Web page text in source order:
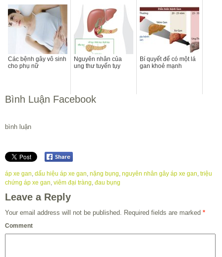
Các bệnh gây vô sinh
cho phụ nữ
Nguyên nhân của
ung thư tuyến tụy
Bí quyết để có một lá
gan khoẻ mạnh
Bình Luận Facebook
bình luận
áp xe gan, dấu hiệu áp xe gan, nặng bụng, nguyên nhân gây áp xe gan, triệu
chứng áp xe gan, viêm đại tràng, đau bụng
Leave a Reply
Your email address will not be published. Required fields are marked *
Comment